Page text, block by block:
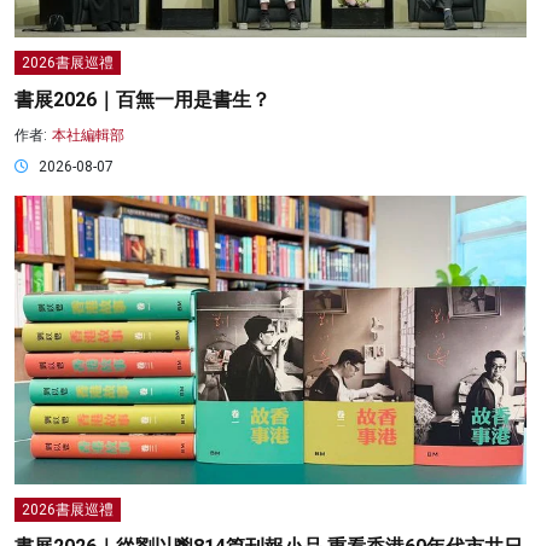
2026書展巡禮
書展2026｜百無一用是書生？
作者: 本社編輯部
2026-08-07
2026書展巡禮